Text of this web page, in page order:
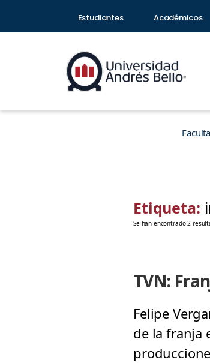
Estudiantes Académicos
Etiqueta:
Se han encontrado 2
TVN:
Felipe
de la franja